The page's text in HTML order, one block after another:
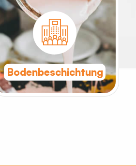
Bodenbeschichtung